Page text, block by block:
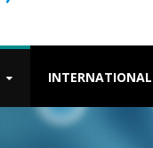
INTERNATIONAL